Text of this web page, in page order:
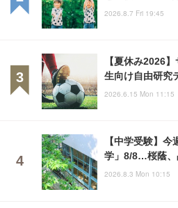
2026.8.7 Fri 19:45
【夏休み2026
生向け自由研究
2026.6.15 Mon 11:15
【中学受験】
学」8/8…桜蔭、
2026.8.3 Mon 10:15